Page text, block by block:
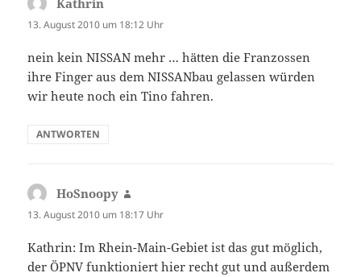
Kathrin
13. August 2010 um 18:12 Uhr
nein kein NISSAN mehr … hätten die Franzossen
ihre Finger aus dem NISSANbau gelassen würden
wir heute noch ein Tino fahren.
ANTWORTEN
HoSnoopy
13. August 2010 um 18:17 Uhr
Kathrin: Im Rhein-Main-Gebiet ist das gut möglich,
der ÖPNV funktioniert hier recht gut und außerdem